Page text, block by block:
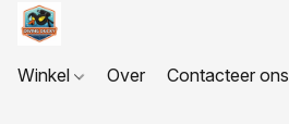
Winkel Over Contacteer ons